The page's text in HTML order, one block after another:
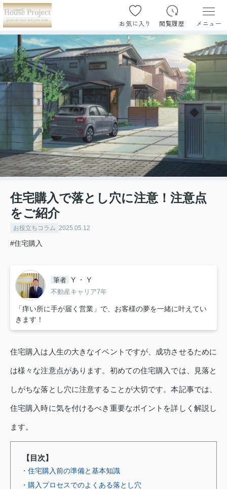
お気に入り 閲覧履歴 メニュー
住宅購入で落とし穴に注意！注意点
をご紹介
お役立ちコラム 2025.05.12
#住宅購入
筆者 Y ・ Y
不動産キャリア7年
「痒い所に手が届く営業」で、お客様の夢を一緒に叶えてい
きます！
住宅購入は人生の大きなイベントですが、成功させるために
は様々な注意点があります。初めての住宅購入では、見落と
しがちな落とし穴に注意することが大切です。本記事では、
住宅購入時に気を付けるべき重要なポイントを詳しく解説し
ます。
【目次】
・住宅購入前の準備と基本知識
・購入プロセスでのよくある落とし穴